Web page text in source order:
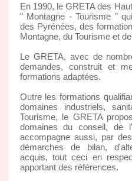
En 1990, le GRETA des
" Montagne - Tourisme "
des Pyrénées, des
Montagne, du Tourisme et
Le GRETA, avec de
demandes, construit et
formations adaptées.
Outre les formations
domaines industriels,
Tourisme, le GRETA
domaines du conseil, de
accompagne aussi, par
démarches de bilan,
acquis, tout ceci en
apportant des références.